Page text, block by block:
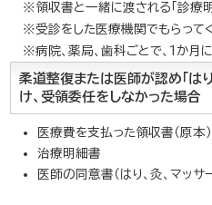
※領収書と一緒に渡される「診療明
※受診をした医療機関でもらってく
※病院、薬局、歯科ごとで、1か月
柔道整復または医師が認め「は
け、受領委任をしなかった場合
医療費を支払った領収書（原本）
治療明細書
医師の同意書（はり、灸、マッサ